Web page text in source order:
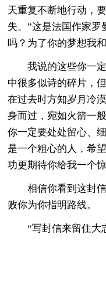
天重复不断地行动，
失。”这是法国作家罗
吗？为了你的梦想我
我说的这些你一定
中很多似诗的碎片，
在过去时方知岁月冷
身而过，宛如火箭一
你一定要处处留心、
是一个粗心的人，希
功更期待你给我一个惊
相信你看到这封信
败你为你指明路线。
“写封信来留住大